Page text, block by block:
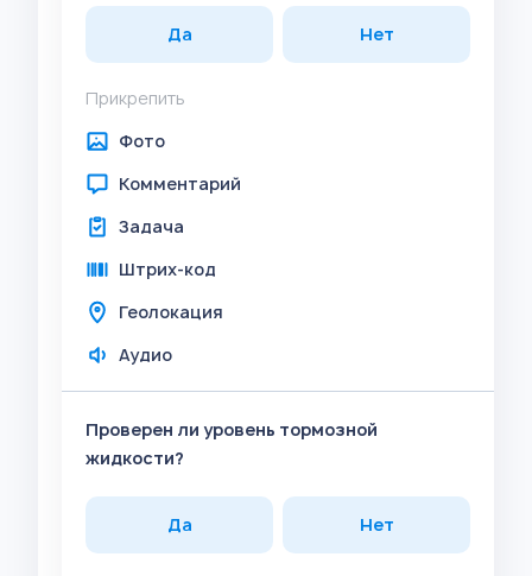
Да Нет
Прикрепить
Фото
Комментарий
Задача
Штрих-код
Геолокация
Аудио
Проверен ли уровень тормозной
жидкости?
Да Нет